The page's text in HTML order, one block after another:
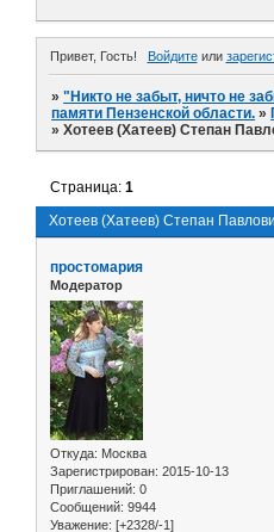
Привет, Гость! Войдитеили
»"Никто не забыт, ничто не
памяти Пензенской области. »
»Хотеев (Хатеев) Степан
Хотеев (Хатеев) Степан
Страница:1
простомария
Модератор
Откуда: Москва
Зарегистрирован: 2015-10-13
Приглашений: 0
Сообщений: 9944
Уважение: [+2328/-1]